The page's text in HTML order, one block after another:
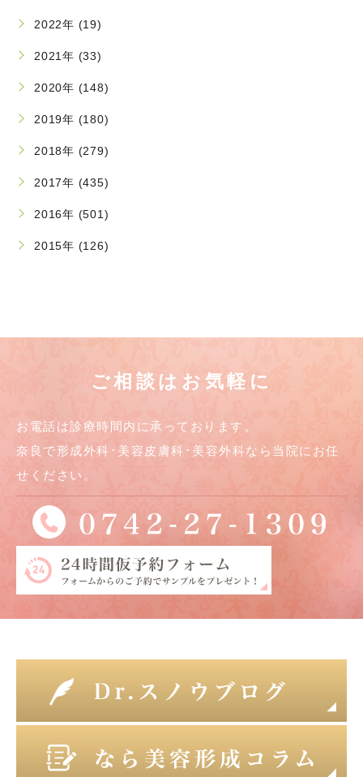
2022年 (19)
2021年 (33)
2020年 (148)
2019年 (180)
2018年 (279)
2017年 (435)
2016年 (501)
2015年 (126)
ご相談はお気軽に
お電話は診療時間内に承っております。
奈良で形成外科･美容皮膚科･美容外科なら当院にお任
せください。